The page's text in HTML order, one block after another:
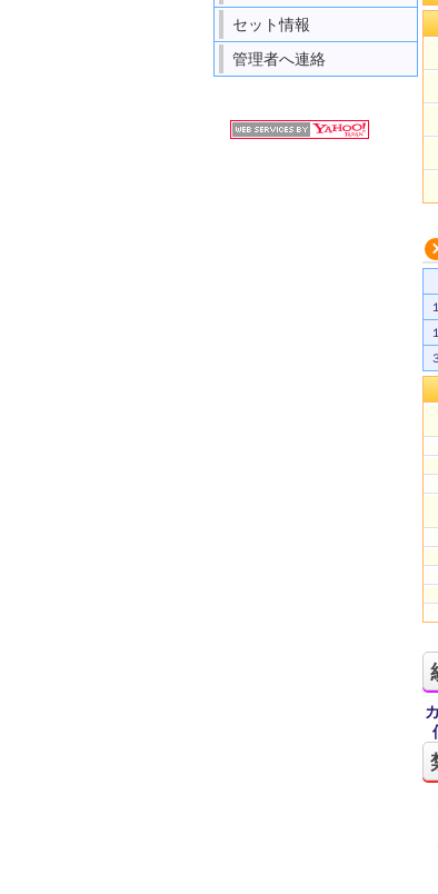
セット情報
管理者へ連絡